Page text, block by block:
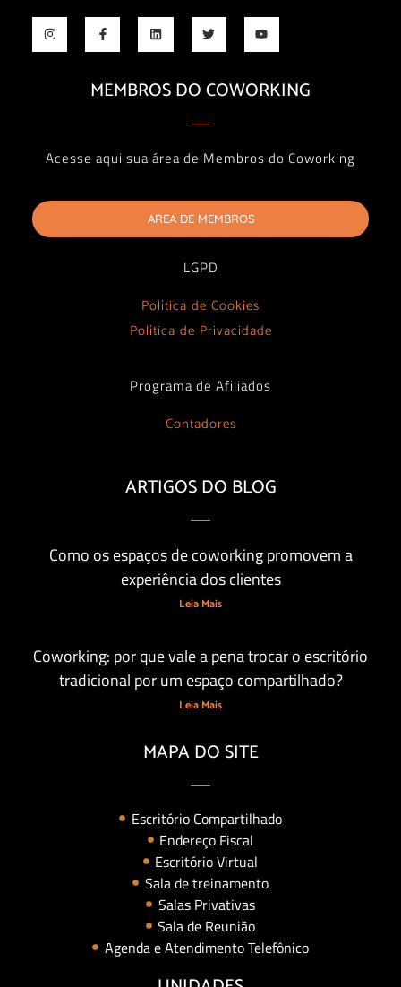
MEMBROS DO COWORKING
Acesse aqui sua área de Membros do Coworking
AREA DE MEMBROS
LGPD
Política de Cookies
Política de Privacidade
Programa de Afiliados
Contadores
ARTIGOS DO BLOG
Como os espaços de coworking promovem a
experiência dos clientes
Leia Mais
Coworking: por que vale a pena trocar o escritório
tradicional por um espaço compartilhado?
Leia Mais
MAPA DO SITE
Escritório Compartilhado
Endereço Fiscal
Escritório Virtual
Sala de treinamento
Salas Privativas
Sala de Reunião
Agenda e Atendimento Telefônico